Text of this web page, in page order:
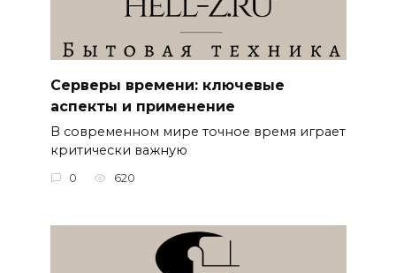
Серверы времени: ключевые
аспекты и применение
В современном мире точное время играет
критически важную
0 620